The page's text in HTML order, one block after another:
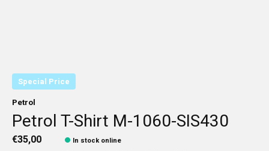
Special Price
Petrol
Petrol T-Shirt M-1060-SIS430
€35,00
In stock online